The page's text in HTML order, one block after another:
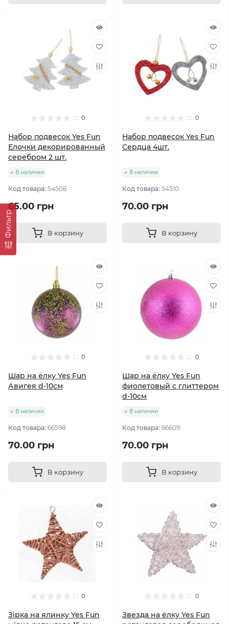
Фильтр
0
Набор подвесок Yes Fun
Елочки декорированный
серебром 2 шт.
В наличии
Код товара: 54508
65.00 грн
В корзину
0
Набор подвесок Yes Fun
Сердца 4шт.
В наличии
Код товара: 54510
70.00 грн
В корзину
0
Шар на ёлку Yes Fun
Авигея d-10см
В наличии
Код товара: 66598
70.00 грн
В корзину
0
Шар на ёлку Yes Fun
фиолетовый с глиттером
d-10см
В наличии
Код товара: 66609
70.00 грн
В корзину
0
Зірка на ялинку Yes Fun
0
Звезда на ёлку Yes Fun